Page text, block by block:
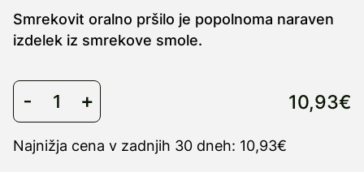
Smrekovit oralno pršilo je popolnoma naraven
izdelek iz smrekove smole.
10,93€
Najnižja cena v zadnjih 30 dneh: 10,93€